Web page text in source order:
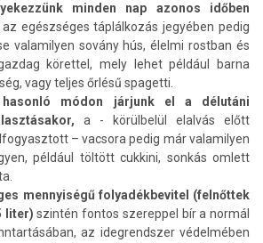
minden nap azonos időben
az egészséges táplálkozás jegyében pedig
valamilyen sovány hús, élelmi rostban és
körettel, mely lehet például barna
vagy teljes őrlésű spagetti.
módon járjunk el a délutáni
a - körülbelül elalvás előtt
– vacsora pedig már valamilyen
például töltött cukkini, sonkás omlett
mennyiségű folyadékbevitel (felnőttek
liter)szintén fontos szereppel bír a normál
az idegrendszer védelmében